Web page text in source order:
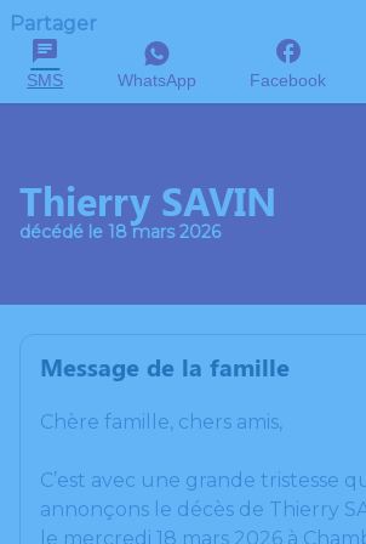
Partager
SMS WhatsApp Facebook
Thierry SAVIN
décédé le 18 mars 2026
Message de la famille
Chère famille, chers amis,
C’est avec une grande tristesse
annonçons le décès de Thierry
le mercredi 18 mars 2026 à